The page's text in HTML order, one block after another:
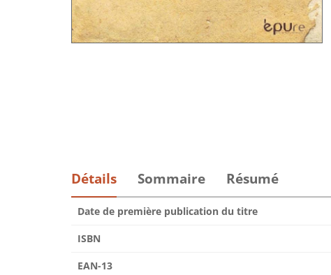
Détails Sommaire Résumé
Date de première publication du titre
ISBN
EAN-13